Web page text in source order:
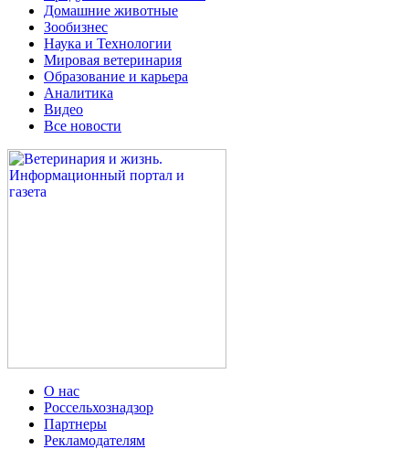
Домашние животные
Зообизнес
Наука и Технологии
Мировая ветеринария
Образование и карьера
Аналитика
Видео
Все новости
О нас
Россельхознадзор
Партнеры
Рекламодателям